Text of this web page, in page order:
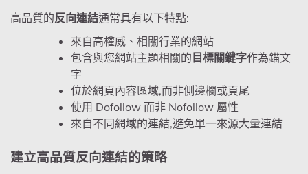
高品質的反向連結通常具有以下特點:
來自高權威、相關行業的網站
包含與您網站主題相關的 目標關鍵字作為錨文
字
位於網頁內容區域,而非側邊欄或頁尾
使用 Dofollow 而非 Nofollow 屬性
來自不同網域的連結,避免單一來源大量連結
建立高品質反向連結的策略